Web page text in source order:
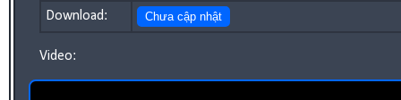
Download: Chưa cập nhật
Video: